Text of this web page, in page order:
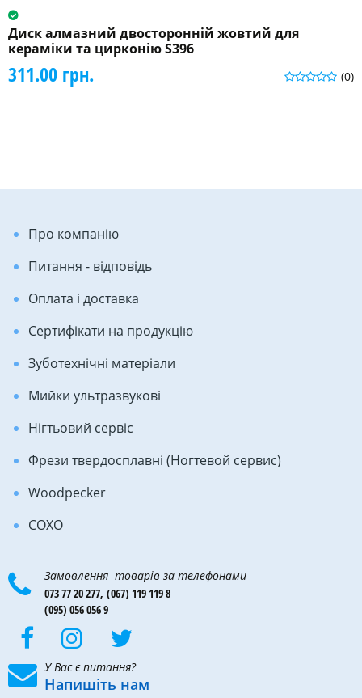
Диск алмазний двосторонній жовтий для
кераміки та цирконію S396
(0)
311.00 грн.
Про компанію
Питання - відповідь
Оплата і доставка
Сертифікати на продукцію
Зуботехнічні матеріали
Мийки ультразвукові
Нігтьовий сервіс
Фрези твердосплавні (Ногтевой сервис)
Woodpecker
COXO
Замовлення товарів за телефонами
073 77 20 277, (067) 119 119 8
(095) 056 056 9
У Вас є питання?
Напишіть нам